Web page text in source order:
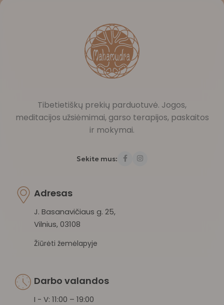
Tibetietiškų prekių parduotuvė. Jogos,
meditacijos užsiėmimai, garso terapijos, paskaitos
ir mokymai.
Sekite mus:
Adresas
J. Basanavičiaus g. 25,
Vilnius, 03108
Žiūrėti žemėlapyje
Darbo valandos
I - V: 11:00 – 19:00